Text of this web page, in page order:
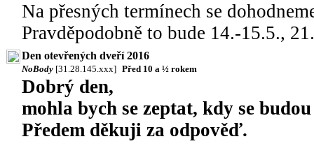
Na přesných termínech se
Pravděpodobně to bude 14.-15.5.,
Den otevřených dveří 2016
NoBody [31.28.145.xxx] Před 10 a ½ rokem
Dobrý den,
mohla bych se zeptat, kdy se
Předem děkuji za odpověď.